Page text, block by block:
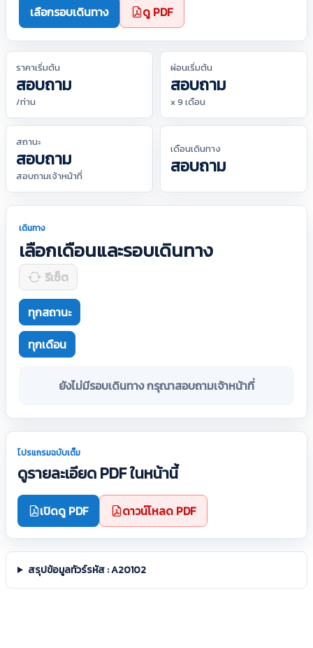
เลือกรอบเดินทาง ดู PDF
ราคาเริ่มต้น
สอบถาม
/ท่าน
ผ่อนเริ่มต้น
สอบถาม
x 9 เดือน
สถานะ
สอบถาม
สอบถามเจ้าหน้าที่
เดือนเดินทาง
สอบถาม
เดินทาง
เลือกเดือนและรอบเดินทาง
รีเซ็ต
ทุกสถานะ
ทุกเดือน
ยังไม่มีรอบเดินทาง กรุณาสอบถามเจ้าหน้าที่
โปรแกรมฉบับเต็ม
ดูรายละเอียด PDF ในหน้านี้
เปิดดู PDF ดาวน์โหลด PDF
สรุปข้อมูลทัวร์รหัส : A20102